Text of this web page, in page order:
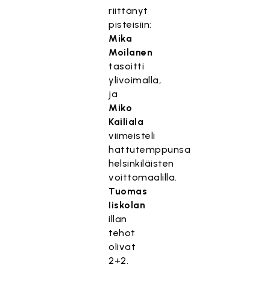
riittänyt
pisteisiin:
Mika
Moilanen
tasoitti
ylivoimalla,
ja
Miko
Kailiala
viimeisteli
hattutemppunsa
helsinkiläisten
voittomaalilla.
Tuomas
Iiskolan
illan
tehot
olivat
2+2.